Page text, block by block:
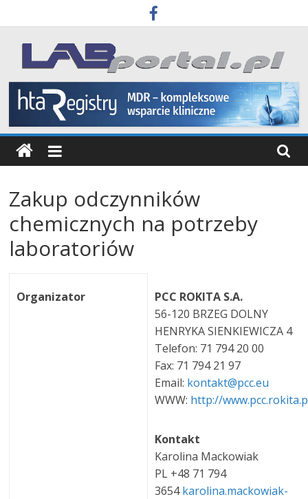
to
content
Labportal
Laboratoria
Aparatura
Badania
Zakup odczynników
chemicznych na potrzeby
laboratoriów
Organizator
PCC ROKITA S.A.
56-120 BRZEG DOLNY
HENRYKA SIENKIEWICZA 4
Telefon: 71 794 20 00
Fax: 71 794 21 97
Email: kontakt@pcc.eu
WWW: http://
Kontakt
Karolina Mackowiak
PL +48 71 794
3654karolina.mackowiak-